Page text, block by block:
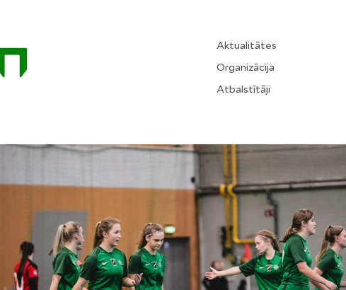
Aktualitātes
Organizācija
Atbalstītāji